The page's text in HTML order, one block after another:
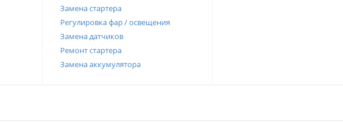
Замена стартера
Регулировка фар / освещения
Замена датчиков
Ремонт стартера
Замена аккумулятора